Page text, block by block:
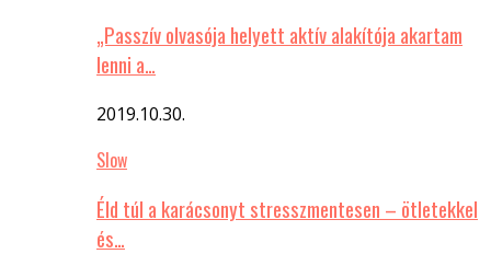
„Passzív olvasója helyett aktív alakítója akartam
lenni a…
2019.10.30.
Slow
Éld túl a karácsonyt stresszmentesen – ötletekkel
és…